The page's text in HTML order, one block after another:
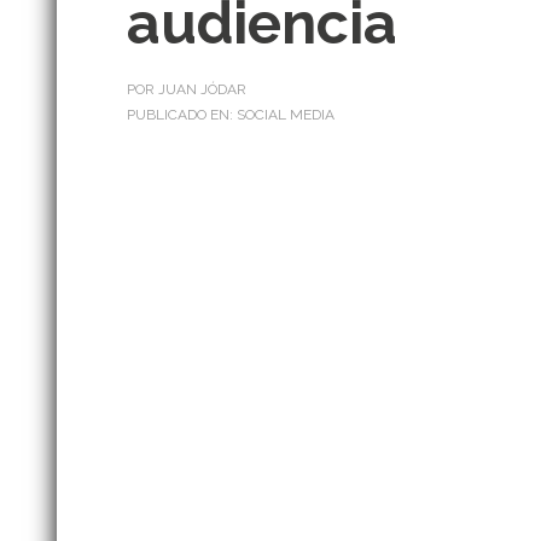
audiencia
POR JUAN JÓDAR
PUBLICADO EN: SOCIAL MEDIA